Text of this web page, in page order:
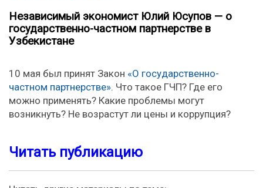
Независимый экономист Юлий Юсупов — о
государственно-частном партнерстве в
Узбекистане
10 мая был принят Закон «О государственно-
частном партнерстве». Что такое ГЧП? Где его
можно применять? Какие проблемы могут
возникнуть? Не возрастут ли цены и коррупция?
Читать публикацию